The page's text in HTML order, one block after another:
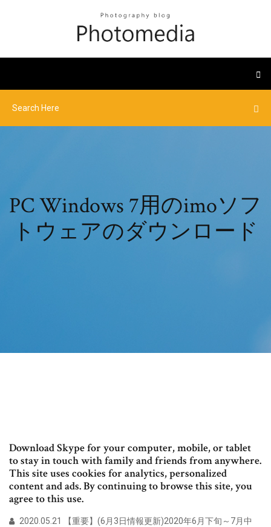
PC Windows 7用のimoソフ
トウェアのダウンロード
Download Skype for your computer, mobile, or tablet
to stay in touch with family and friends from anywhere.
This site uses cookies for analytics, personalized
content and ads. By continuing to browse this site, you
agree to this use.
2020.05.21 【重要】(6月3日情報更新)2020年6月下旬～7月中